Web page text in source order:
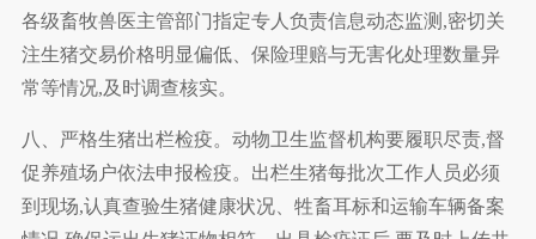
各级畜牧兽医主管部门指定专人负责信息动态监测,密切关
注生猪交易价格明显偏低、保险理赔与无害化处理数量异
常等情况,及时调查核实。
八、严格生猪出栏检疫。动物卫生监督机构要履职尽责,督
促养殖场户依法申报检疫。出栏生猪每批次工作人员必须
到现场,认真查验生猪健康状况、牲畜耳标和运输车辆备案